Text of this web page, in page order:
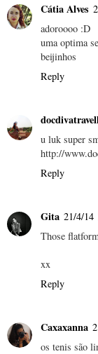
Cátia Alves
adoroooo :D
uma optima
beijinhos
Reply
u luk super
http://
Reply
Gita 21/4/14
Those
xx
Reply
Caxaxanna
os tenis são